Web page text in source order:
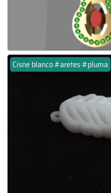
Cisne blanco #aretes #pluma